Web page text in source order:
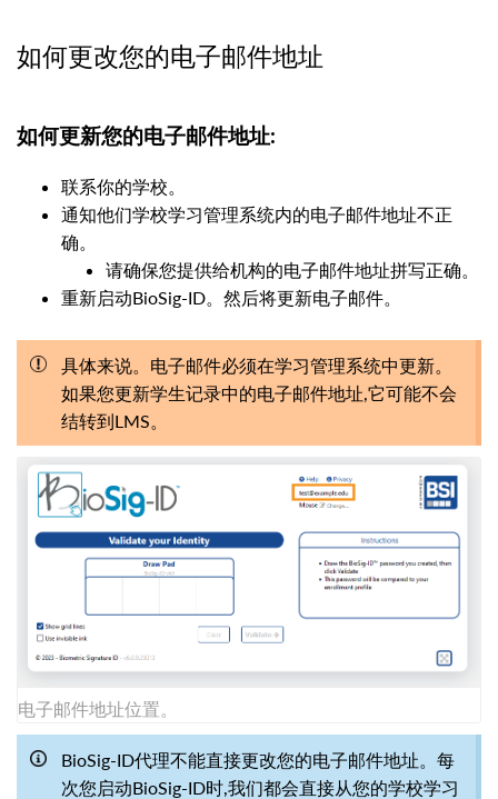
如何更改您的电子邮件地址
如何更新您的电子邮件地址:
联系你的学校。
通知他们学校学习管理系统内的电子邮件地址不正
确。
请确保您提供给机构的电子邮件地址拼写正确。
重新启动BioSig-ID。然后将更新电子邮件。
具体来说。电子邮件必须在学习管理系统中更新。
如果您更新学生记录中的电子邮件地址,它可能不会
结转到LMS。
电子邮件地址位置。
BioSig-ID代理不能直接更改您的电子邮件地址。每
次您启动BioSig-ID时,我们都会直接从您的学校学习